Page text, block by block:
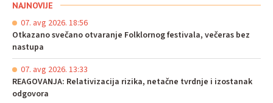
NAJNOVIJE
07. avg 2026. 18:56
Otkazano svečano otvaranje Folklornog festivala, večeras bez
nastupa
07. avg 2026. 13:33
REAGOVANJA: Relativizacija rizika, netačne tvrdnje i izostanak
odgovora